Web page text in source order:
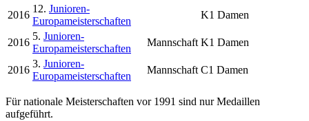
2016
12. Junioren-
Europameisterschaften
K1 Damen
2016
5. Junioren-
Europameisterschaften
Mannschaft K1 Damen
2016
3. Junioren-
Europameisterschaften
Mannschaft C1 Damen
Für nationale Meisterschaften vor 1991 sind nur Medaillen
aufgeführt.